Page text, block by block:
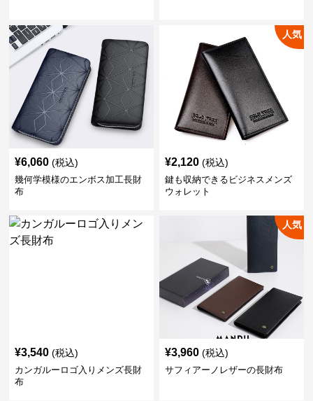
¥6,060 (税込)
幾何学模様のエンボス加工長財
布
人気
¥2,120 (税込)
鍵も収納できるビジネスメンズ
ウォレット
¥3,540 (税込)
カンガルーロゴ入りメンズ長財
布
人気
¥3,960 (税込)
サフィアーノレザーの長財布